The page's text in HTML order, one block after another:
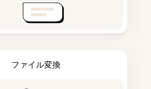
ファイル変換